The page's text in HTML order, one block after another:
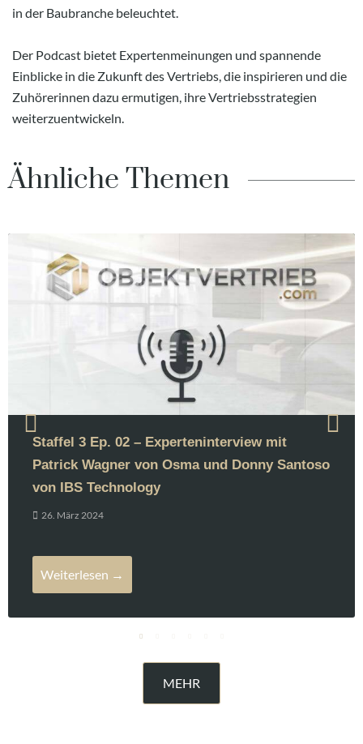
in der Baubranche beleuchtet.
Der Podcast bietet Expertenmeinungen und spannende
Einblicke in die Zukunft des Vertriebs, die inspirieren und die
Zuhörerinnen dazu ermutigen, ihre Vertriebsstrategien
weiterzuentwickeln.
Ähnliche Themen
Staffel 3 Ep. 02 – Experteninterview mit
Patrick Wagner von Osma und Donny Santoso
von IBS Technology
26. März 2024
Weiterlesen →
MEHR